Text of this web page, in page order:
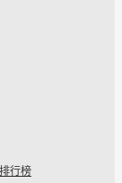
行榜